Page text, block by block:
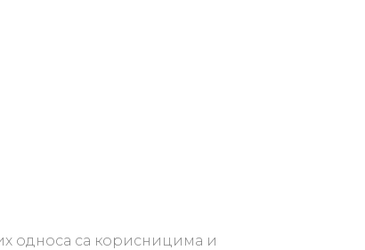
односа са корисницима и